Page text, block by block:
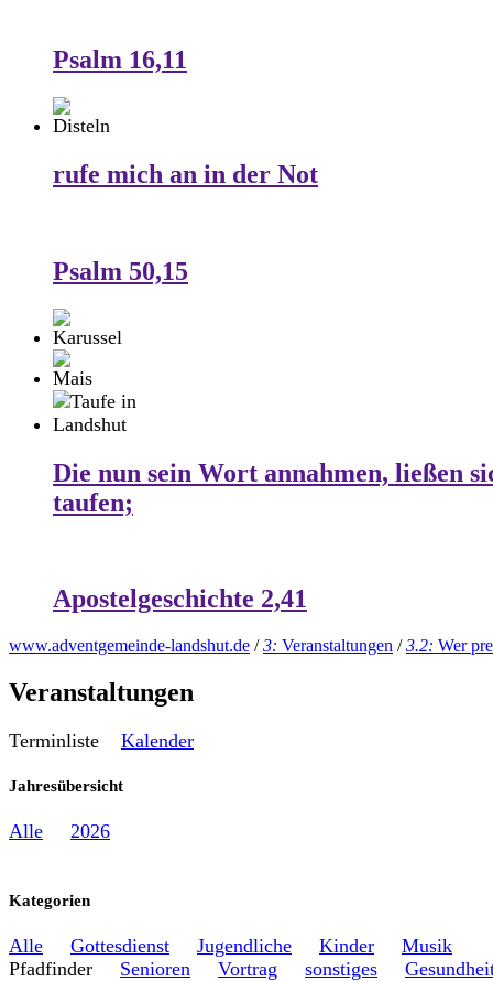
Psalm 16,11
rufe mich an in der Not
Psalm 50,15
Die nun sein Wort annahmen, ließen
taufen;
Apostelgeschichte 2,41
www.adventgemeinde-landshut.de /3: Veranstaltungen /3.2: Wer
Veranstaltungen
Terminliste Kalender
Jahresübersicht
Alle 2026
Kategorien
Alle Gottesdienst Jugendliche Kinder
Musik
Pfadfinder Senioren Vortrag sonstiges